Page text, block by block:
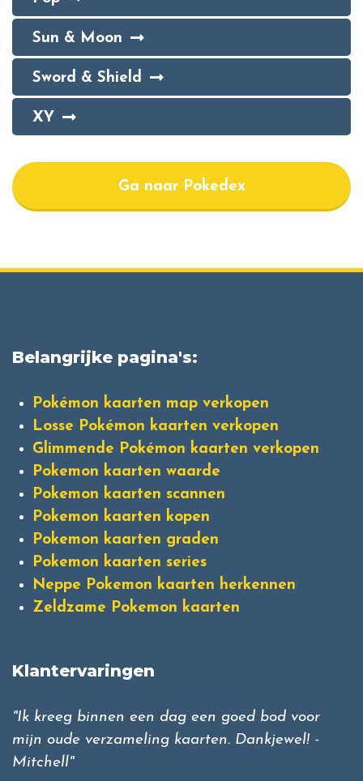
Sun & Moon
Sword & Shield
XY
Ga naar Pokedex
Belangrijke pagina's:
Pokémon kaarten map verkopen
Losse Pokémon kaarten verkopen
Glimmende Pokémon kaarten verkopen
Pokemon kaarten waarde
Pokemon kaarten scannen
Pokemon kaarten kopen
Pokemon kaarten graden
Pokemon kaarten series
Neppe Pokemon kaarten herkennen
Zeldzame Pokemon kaarten
Klantervaringen
"Ik kreeg binnen een dag een goed bod voor
mijn oude verzameling kaarten. Dankjewel! -
Mitchell"